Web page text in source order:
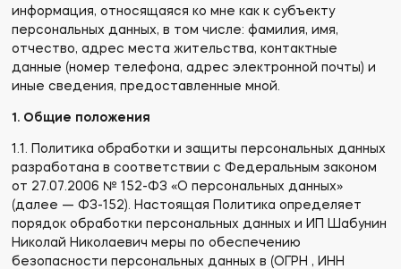
информация, относящаяся ко мне как к субъекту
персональных данных, в том числе: фамилия, имя,
отчество, адрес места жительства, контактные
данные (номер телефона, адрес электронной почты) и
иные сведения, предоставленные мной.
1. Общие положения
1.1. Политика обработки и защиты персональных данных
разработана в соответствии с Федеральным законом
от 27.07.2006 № 152-ФЗ «О персональных данных»
(далее — ФЗ-152). Настоящая Политика определяет
порядок обработки персональных данных и ИП Шабунин
Николай Николаевич меры по обеспечению
безопасности персональных данных в (ОГРН , ИНН